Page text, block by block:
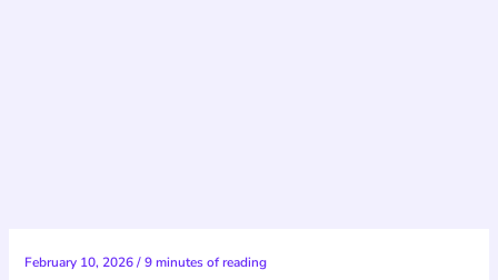
February 10, 2026/9 minutes of reading